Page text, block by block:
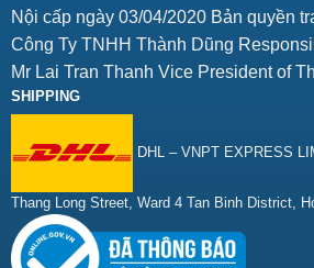
Nội cấp ngày 03/04/2020 Bản quyền
Công Ty TNHH Thành Dũng
Mr Lai Tran Thanh Vice President of
SHIPPING
DHL – VNPT EXPRESS
Thang Long Street, Ward 4 Tan Binh District,